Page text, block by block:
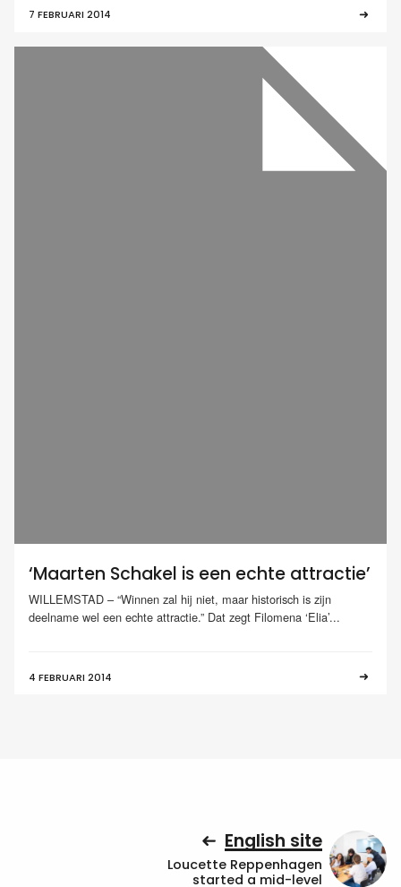
7 FEBRUARI 2014
‘Maarten Schakel is een echte attractie’
WILLEMSTAD – “Winnen zal hij niet, maar historisch is zijn
deelname wel een echte attractie.” Dat zegt Filomena ‘Elia’...
4 FEBRUARI 2014
English site
Loucette Reppenhagen
started a mid-level